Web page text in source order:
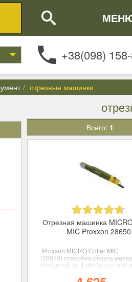
+38(098)
отрезные машинки
Всего: 1
Отрезная машинка
MIC Proxxon 28650
Proxxon MICRO Cutter MIC
(28650) способна резать
толщиной до 4 мм без усилий